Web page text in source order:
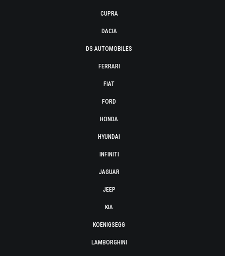
CUPRA
DACIA
DS AUTOMOBILES
FERRARI
FIAT
FORD
HONDA
HYUNDAI
INFINITI
JAGUAR
JEEP
KIA
KOENIGSEGG
LAMBORGHINI